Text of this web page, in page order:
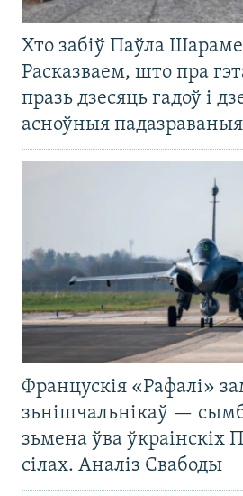
Хто забіў Паўла
Расказваем, што пра
празь дзесяць гадоў і
асноўныя падазраваныя
Францускія «Рафалі»
зьнішчальнікаў —
зьмена ўва ўкраінскіх
сілах. Аналіз Свабоды